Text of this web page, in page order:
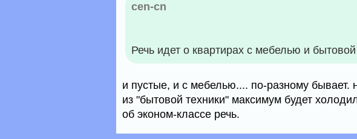
cen-cn
Речь идет о квартирах с мебелью и
и пустые, и с мебелью.... по-разному бывает.
из "бытовой техники" максимум будет
об эконом-классе речь.